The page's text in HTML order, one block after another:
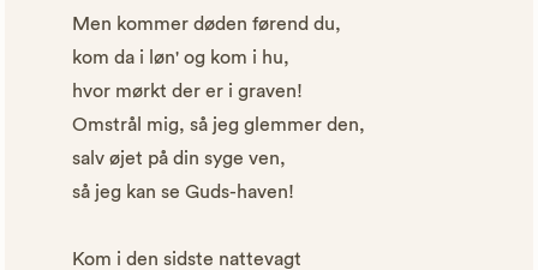
Men kommer døden førend du,
kom da i løn' og kom i hu,
hvor mørkt der er i graven!
Omstrål mig, så jeg glemmer den,
salv øjet på din syge ven,
så jeg kan se Guds-haven!
Kom i den sidste nattevagt